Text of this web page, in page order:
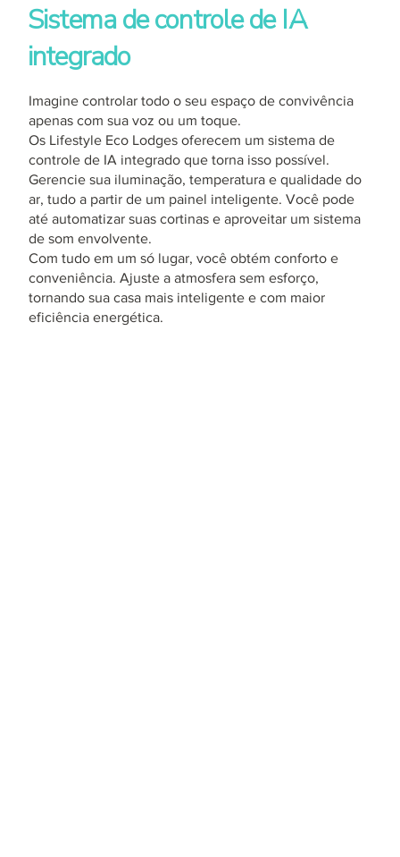
Sistema de controle de IA
integrado
Imagine controlar todo o seu espaço de convivência
apenas com sua voz ou um toque.
Os Lifestyle Eco Lodges oferecem um sistema de
controle de IA integrado que torna isso possível.
Gerencie sua iluminação, temperatura e qualidade do
ar, tudo a partir de um painel inteligente. Você pode
até automatizar suas cortinas e aproveitar um sistema
de som envolvente.
Com tudo em um só lugar, você obtém conforto e
conveniência. Ajuste a atmosfera sem esforço,
tornando sua casa mais inteligente e com maior
eficiência energética.